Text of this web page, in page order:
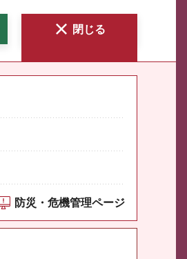
閉じる
防災・危機管理ページ